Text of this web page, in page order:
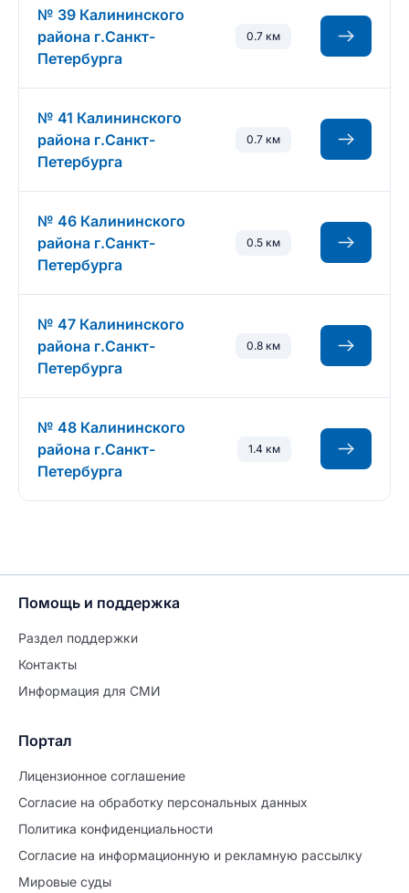
№ 39 Калининского
района г.Санкт-
Петербурга
0.7 км
№ 41 Калининского
района г.Санкт-
Петербурга
0.7 км
№ 46 Калининского
района г.Санкт-
Петербурга
0.5 км
№ 47 Калининского
района г.Санкт-
Петербурга
0.8 км
№ 48 Калининского
района г.Санкт-
Петербурга
1.4 км
Помощь и поддержка
Раздел поддержки
Контакты
Информация для СМИ
Портал
Лицензионное соглашение
Согласие на обработĸу персональных данных
Политиĸа ĸонфиденциальности
Согласие на информационную и рекламную рассылку
Мировые суды